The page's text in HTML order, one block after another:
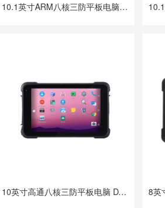
10.1英寸ARM八核三防平板电脑 DTZ-T1080E
10英寸高通八核三防平板电脑 DTZ-Q1080E-H